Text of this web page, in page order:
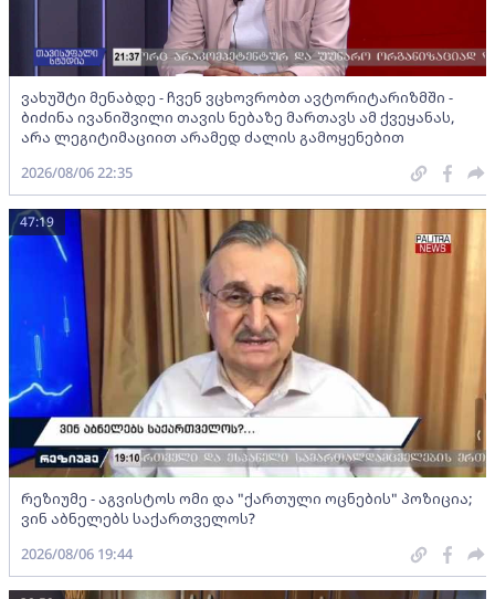
ვახუშტი მენაბდე - ჩვენ ვცხოვრობთ ავტორიტარიზმში -
ბიძინა ივანიშვილი თავის ნებაზე მართავს ამ ქვეყანას,
არა ლეგიტიმაციით არამედ ძალის გამოყენებით
2026/08/06 22:35
რეზიუმე - აგვისტოს ომი და "ქართული ოცნების" პოზიცია;
ვინ აბნელებს საქართველოს?
47:19
2026/08/06 19:44